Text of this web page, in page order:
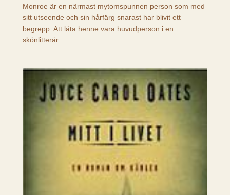
Monroe är en närmast mytomspunnen person som med
sitt utseende och sin hårfärg snarast har blivit ett
begrepp. Att låta henne vara huvudperson i en
skönlitterär…